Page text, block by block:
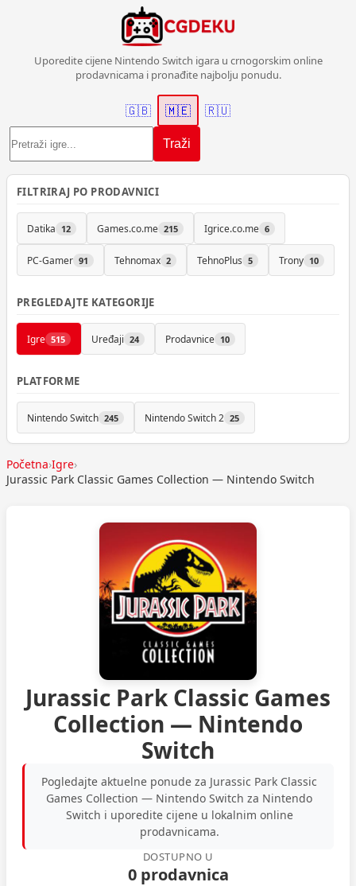
Uporedite cijene Nintendo Switch igara u crnogorskim online
prodavnicama i pronađite najbolju ponudu.
Traži
🇬🇧 🇲🇪 🇷🇺
FILTRIRAJ PO PRODAVNICI
Datika 12 Games.co.me 215 Igrice.co.me 6
PC-Gamer 91 Tehnomax 2 TehnoPlus 5 Trony 10
PREGLEDAJTE KATEGORIJE
Igre 515 Uređaji 24 Prodavnice 10
PLATFORME
Nintendo Switch 245 Nintendo Switch 2 25
Početna›Igre›
Jurassic Park Classic Games Collection — Nintendo Switch
Jurassic Park Classic Games
Collection — Nintendo
Switch
Pogledajte aktuelne ponude za Jurassic Park Classic
Games Collection — Nintendo Switch za Nintendo
Switch i uporedite cijene u lokalnim online
prodavnicama.
DOSTUPNO U
0 prodavnica